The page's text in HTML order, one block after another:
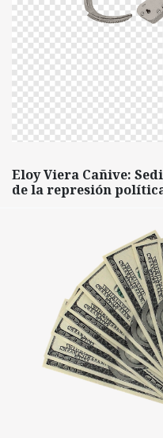
Eloy Viera Cañive:
de la represión